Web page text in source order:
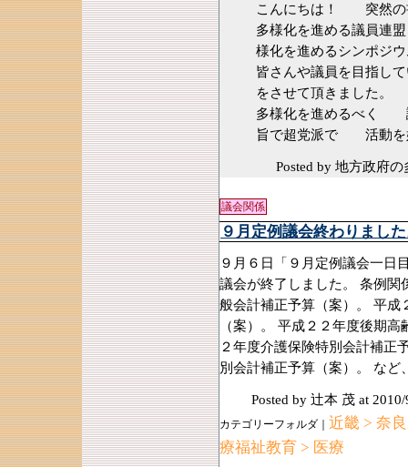
こんにちは！ 突然の
多様化を進める議員連
様化を進めるシンポジ
皆さんや議員を目指し
をさせて頂きました
多様化を進めるべく
旨で超党派で 活動を
Posted by 地方政府
議会関係
９月定例議会終わりまし
９月６日「９月定例議会一日
議会が終了しました。 条例関
般会計補正予算（案）。 平成
（案）。 平成２２年度後期
２年度介護保険特別会計補正
別会計補正予算（案）。 な
Posted by 辻本 茂 at
カテゴリーフォルダ｜ 近畿 > 奈
療福祉教育 > 医療